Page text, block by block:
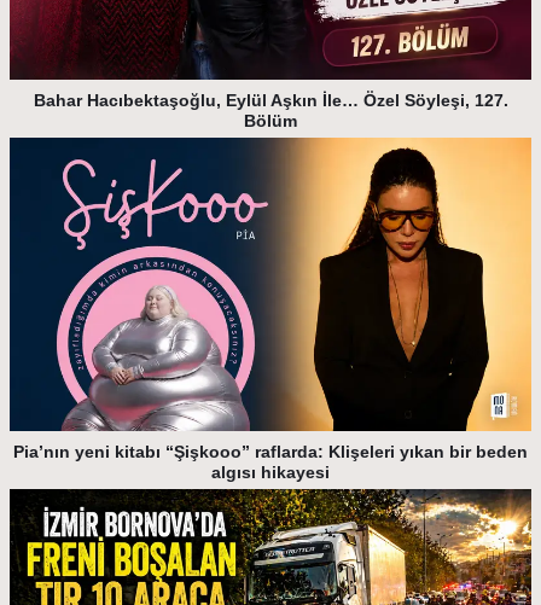
Bahar Hacıbektaşoğlu, Eylül Aşkın İle… Özel Söyleşi, 127.
Bölüm
Pia’nın yeni kitabı “Şişkooo” raflarda: Klişeleri yıkan bir beden
algısı hikayesi